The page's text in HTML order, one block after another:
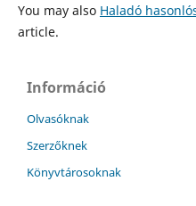
You may also Haladó
article.
Információ
Olvasóknak
Szerzőknek
Könyvtárosoknak